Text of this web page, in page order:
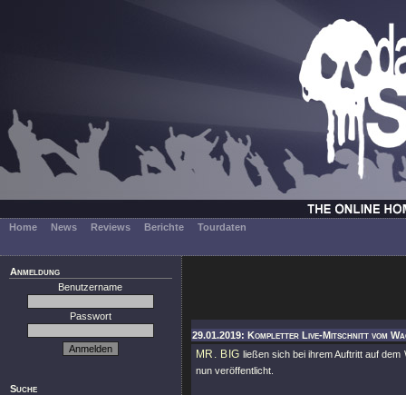
Home News Reviews Berichte Tourdaten
Anmeldung
Benutzername
Passwort
Suche
29.01.2019: Kompletter Live-Mitschnitt vom
MR. BIG ließen sich bei ihrem Auftritt auf
nun veröffentlicht.